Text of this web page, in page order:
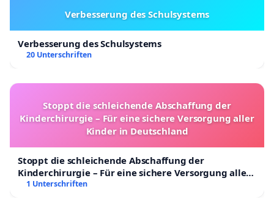
Verbesserung des Schulsystems
Verbesserung des Schulsystems
20 Unterschriften
Stoppt die schleichende Abschaffung der
Kinderchirurgie – Für eine sichere Versorgung aller
Kinder in Deutschland
Stoppt die schleichende Abschaffung der
Kinderchirurgie – Für eine sichere Versorgung aller
Kinder in Deutschland
1 Unterschriften